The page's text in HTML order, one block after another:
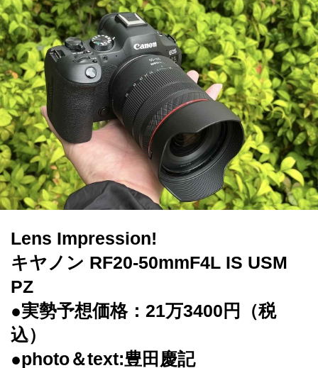
Lens Impression!
キヤノン RF20-50mmF4L IS USM
PZ
●実勢予想価格：21万3400円（税
込）
●photo＆text:豊田慶記